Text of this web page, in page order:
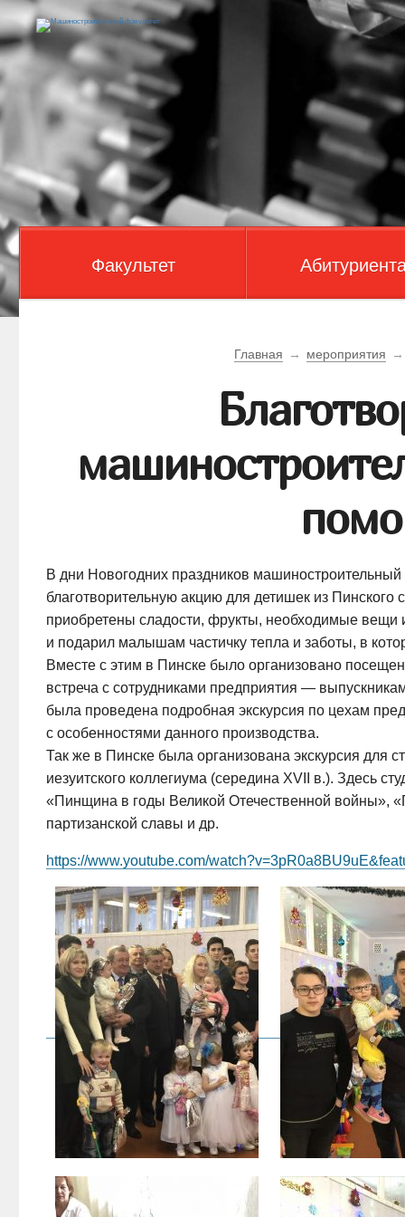
Факультет
Главная → мероприятия →
В дни Новогодних праздников
благотворительную акцию для детишек из
приобретены сладости, фрукты, необходимые вещи
и подарил малышам частичку тепла и заботы, в
Вместе с этим в Пинске было организовано
встреча с сотрудниками предприятия —
была проведена подробная экскурсия по цехам
с особенностями данного производства.
Так же в Пинске была организована экскурсия для
иезуитского коллегиума (середина XVII в.). Здесь
«Пинщина в годы Великой Отечественной войны»,
партизанской славы и др.
https://www.youtube.com/